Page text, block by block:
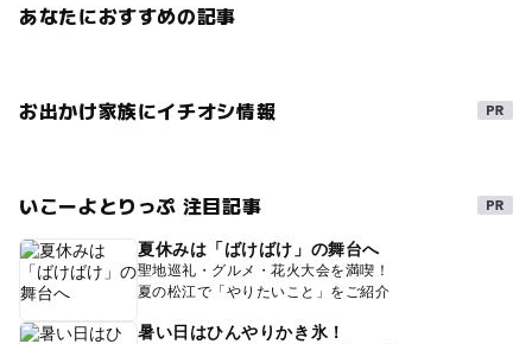
あなたにおすすめの記事
お出かけ家族にイチオシ情報
いこーよとりっぷ 注目記事
夏休みは「ばけばけ」の舞台へ
聖地巡礼・グルメ・花火大会を満喫！
夏の松江で「やりたいこと」をご紹介
暑い日はひんやりかき氷！